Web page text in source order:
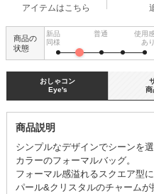
アイテムはこちら
商品の
状態
新品
同様
普通
使用
あり
おしゃコン
Eye's
商品説明
シンプルなデザインでシーンを
カラーのフォーマルバッグ。
フォーマル感溢れるスクエア型
パール&クリスタルのチャームが
商